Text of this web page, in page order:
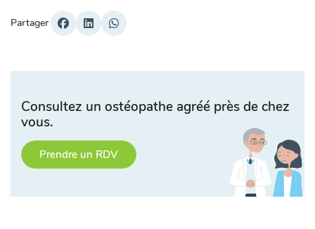
Partager
Consultez un ostéopathe agréé près de chez
vous.
Prendre un RDV